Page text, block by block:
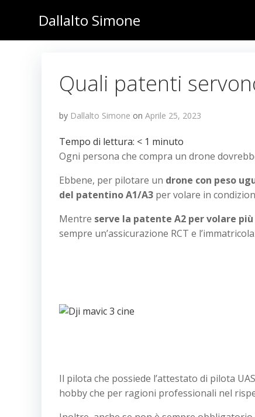
Dallalto Simone
Quali patenti
by Dallalto Simone on Aprile 25, 2023
Tempo di lettura: < 1 minuto
Ogni persona che compra un drone
Ebbene, per pilotare un drone con peso
del patentino A1/A3 per volare in
Mentre serve la patente A2 per volare
sempre un’assicurazione RCT e
Il pilota che possiede l’attestato di pilota
hobby che per ragioni professionali nel